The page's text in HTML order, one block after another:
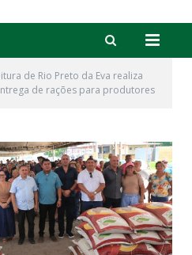
de Rio Preto da Eva realiza
de rações para produtores